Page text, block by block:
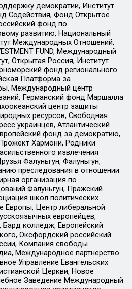
демократии, Институт
Содействия, Фонд Открытое
фонд по
развитию, Национальный
Международных Отношений,
FUND, Международный
Открытая Россия, Институт
фонд регионального
Платформа за
Международный центр
Германский фонд Маршалла
центр защиты
ресурсов, Свободная
украинцев, Атлантический
фонд за демократию,
Хармони, Родники
извлечения
Фалуньгун, Фалуньгун,
преследования в отношении
организация по
Фалуньгун, Пражский
школ политических
Европы, Центр либеральной
европейцев,
колледж, Европейский
Оксфордский российский
Компания свободы
Международное партнерство
Управление Евангельских
Церкви, Новое
Заведение Международный